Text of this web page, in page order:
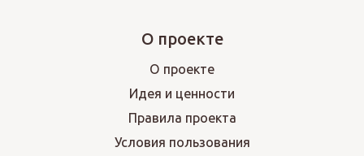
О проекте
О проекте
Идея и ценности
Правила проекта
Условия пользования